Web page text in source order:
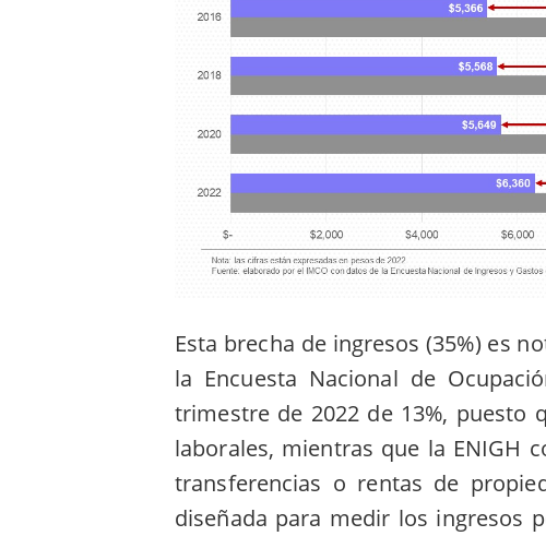
Esta brecha de ingresos (35%) es
la Encuesta Nacional de
trimestre de 2022 de 13%, puesto
laborales, mientras que la ENIGH
transferencias o rentas de
diseñada para medir los ingresos